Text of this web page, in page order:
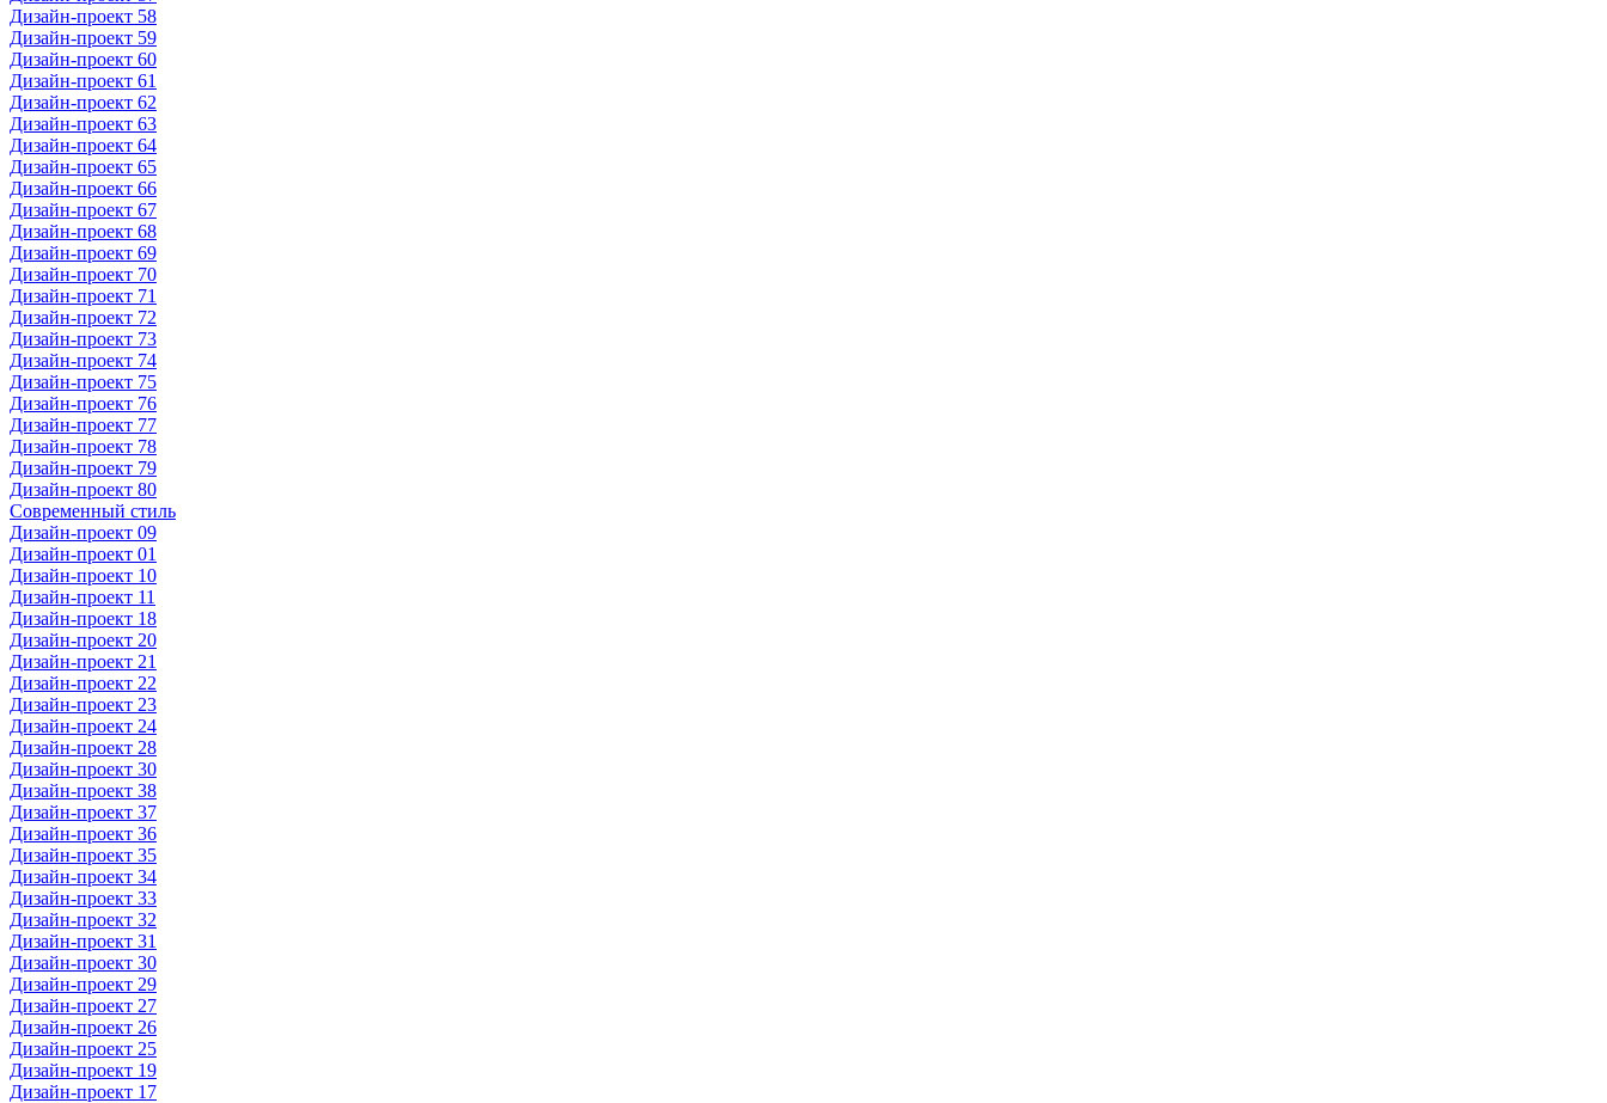
Дизайн-проект 58
Дизайн-проект 59
Дизайн-проект 60
Дизайн-проект 61
Дизайн-проект 62
Дизайн-проект 63
Дизайн-проект 64
Дизайн-проект 65
Дизайн-проект 66
Дизайн-проект 67
Дизайн-проект 68
Дизайн-проект 69
Дизайн-проект 70
Дизайн-проект 71
Дизайн-проект 72
Дизайн-проект 73
Дизайн-проект 74
Дизайн-проект 75
Дизайн-проект 76
Дизайн-проект 77
Дизайн-проект 78
Дизайн-проект 79
Дизайн-проект 80
Современный стиль
Дизайн-проект 09
Дизайн-проект 01
Дизайн-проект 10
Дизайн-проект 11
Дизайн-проект 18
Дизайн-проект 20
Дизайн-проект 21
Дизайн-проект 22
Дизайн-проект 23
Дизайн-проект 24
Дизайн-проект 28
Дизайн-проект 30
Дизайн-проект 38
Дизайн-проект 37
Дизайн-проект 36
Дизайн-проект 35
Дизайн-проект 34
Дизайн-проект 33
Дизайн-проект 32
Дизайн-проект 31
Дизайн-проект 30
Дизайн-проект 29
Дизайн-проект 27
Дизайн-проект 26
Дизайн-проект 25
Дизайн-проект 19
Дизайн-проект 17